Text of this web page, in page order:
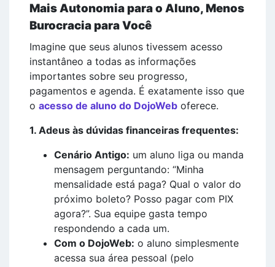
Mais Autonomia para o Aluno, Menos
Burocracia para Você
Imagine que seus alunos tivessem acesso
instantâneo a todas as informações
importantes sobre seu progresso,
pagamentos e agenda. É exatamente isso que
o acesso de aluno do DojoWeb oferece.
1. Adeus às dúvidas financeiras frequentes:
Cenário Antigo: um aluno liga ou manda
mensagem perguntando: “Minha
mensalidade está paga? Qual o valor do
próximo boleto? Posso pagar com PIX
agora?”. Sua equipe gasta tempo
respondendo a cada um.
Com o DojoWeb: o aluno simplesmente
acessa sua área pessoal (pelo